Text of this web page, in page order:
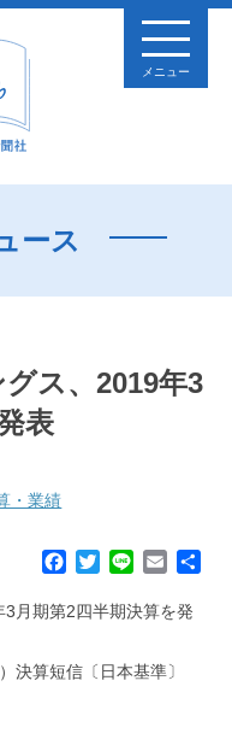
メニュー
ース
ス、2019年3
表
・業績
c
o
T
i
e
n
E
a
月期第2四半期決算を発
算短信〔日本基準〕